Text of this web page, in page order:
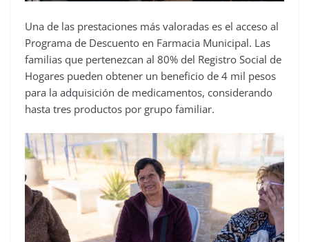
Una de las prestaciones más valoradas es el acceso al
Programa de Descuento en Farmacia Municipal. Las
familias que pertenezcan al 80% del Registro Social de
Hogares pueden obtener un beneficio de 4 mil pesos
para la adquisición de medicamentos, considerando
hasta tres productos por grupo familiar.